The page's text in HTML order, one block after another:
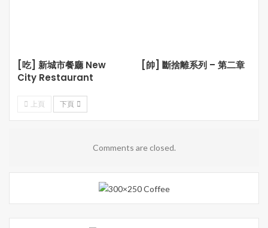
[吃] 新城市餐廳 New
City Restaurant
[帥] 斷捨離系列 – 第二章
上頁 下頁
Comments are closed.